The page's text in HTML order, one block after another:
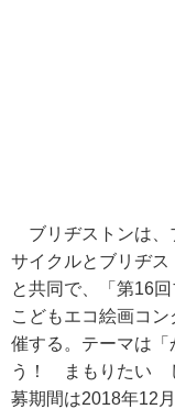
ブリヂストンは、
サイクルとブリヂス
と共同で、「第16
こどもエコ絵画コン
催する。テーマは「
う！ まもりたい
募期間は2018年12